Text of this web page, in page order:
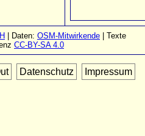
| Daten: OSM-Mitwirkende | Texte
CC-BY-SA 4.0
Datenschutz Impressum